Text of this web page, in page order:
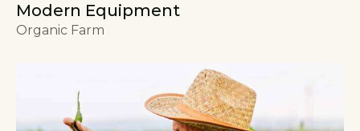
Modern Equipment
Organic Farm